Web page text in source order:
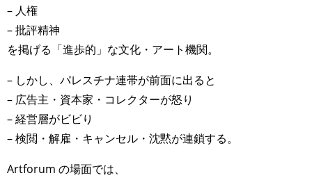
– 人権
– 批評精神
を掲げる「進歩的」な文化・アート機関。
– しかし、パレスチナ連帯が前面に出ると
– 広告主・資本家・コレクターが怒り
– 経営層がビビり
– 検閲・解雇・キャンセル・沈黙が連鎖する。
Artforum の場面では、